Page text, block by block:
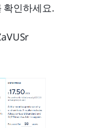
확인하세요.